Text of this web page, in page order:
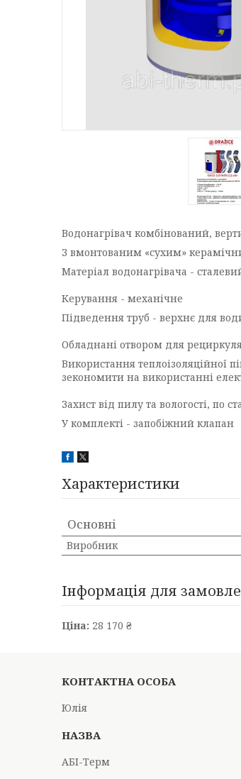
Водонагрівач комбінований,
З вмонтованим «сухим»
Матеріал водонагрівача -
Керування - механічне
Підведення труб - верхнє для
Обладнані отвором для
Використання теплоізоляційної
зекономити на використанні
Захист від пилу та вологості, по
У комплекті - запобіжний клапан
Характеристики
Основні
Виробник
Інформація для
Ціна: 28 170 ₴
Юлія
АБІ-Терм